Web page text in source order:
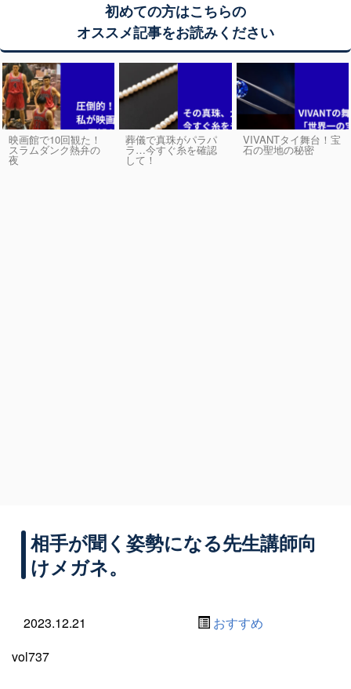
初めての方はこちらの
オススメ記事をお読みください
映画館で10回観た！
スラムダンク熱弁の
夜
葬儀で真珠がパラパ
ラ…今すぐ糸を確認
して！
VIVANTタイ舞台！宝
石の聖地の秘密
相手が聞く姿勢になる先生講師向
けメガネ。
2023.12.21
おすすめ
vol737